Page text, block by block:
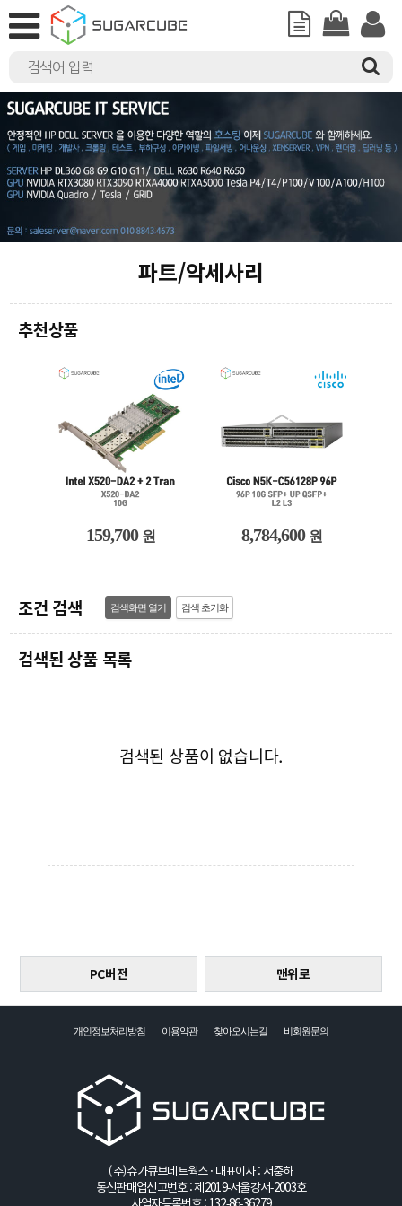
파트/악세사리
추천상품
159,700 원 8,784,600 원
조건 검색
검색된 상품 목록
검색된 상품이 없습니다.
PC버전 맨위로
개인정보처리방침 이용약관 찾아오시는길 비회원문의
(주)슈가큐브네트웍스 · 대표이사 : 서중하
통신판매업신고번호 : 제2019-서울강서-2003호
사업자등록번호 : 132-86-36279